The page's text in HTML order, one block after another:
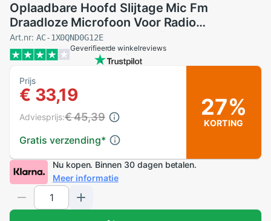
Oplaadbare Hoofd Slijtage Mic Fm
Draadloze Microfoon Voor Radio
Luidspreker Gids Onderwijs Toespraak
Vergadering Megafoon
Art.nr: AC-1X0QND0G12E
Geverifieerde winkelreviews
Prijs
€ 33,19
Gratis verzending*
Adviesprijs:€ 45,39 27%
KORTING
Nu kopen. Binnen 30 dagen betalen.
Meer informatie